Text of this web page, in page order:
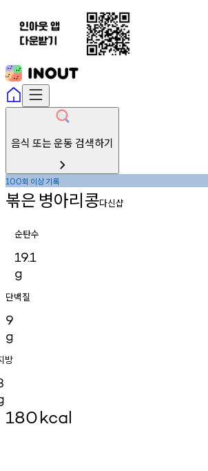
음식 또는 운동 검색하기
100회 이상기록
볶은 병아리콩다신샵
순탄수
19.1
g
단백질
9
g
방
180kcal